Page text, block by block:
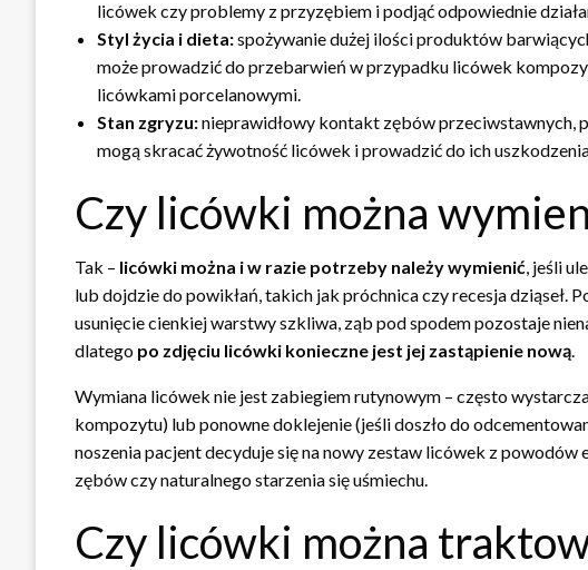
licówek czy problemy z przyzębiem i podjąć odpowiednie
Styl życia i dieta:spożywanie dużej ilości produktów
może prowadzić do przebarwień w przypadku licówek
licówkami porcelanowymi.
Stan zgryzu:nieprawidłowy kontakt zębów przeciwstawnych,
mogą skracać żywotność licówek i prowadzić do ich
Czy licówki można
Tak – licówki można i w razie potrzeby należy wymienić, jeśli
lub dojdzie do powikłań, takich jak próchnica czy recesja dziąseł.
usunięcie cienkiej warstwy szkliwa, ząb pod spodem pozostaje
dlatego po zdjęciu licówki konieczne jest jej zastąpienie nową.
Wymiana licówek nie jest zabiegiem rutynowym – często
kompozytu) lub ponowne doklejenie (jeśli doszło do
noszenia pacjent decyduje się na nowy zestaw licówek z
zębów czy naturalnego starzenia się uśmiechu.
Czy licówki można